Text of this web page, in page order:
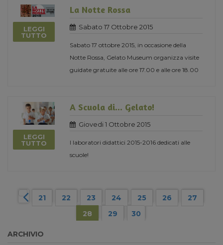
LEGGI
TUTTO
La Notte Rossa
Sabato 17 Ottobre 2015
Sabato 17 ottobre 2015, in occasione della
Notte Rossa, Gelato Museum organizza visite
guidate gratuite alle ore 17.00 e alle ore 18.00
LEGGI
TUTTO
A Scuola di... Gelato!
Giovedi 1 Ottobre 2015
I laboratori didattici 2015-2016 dedicati alle
scuole!
21 22 23 24 25 26
27
28
29 30
ARCHIVIO